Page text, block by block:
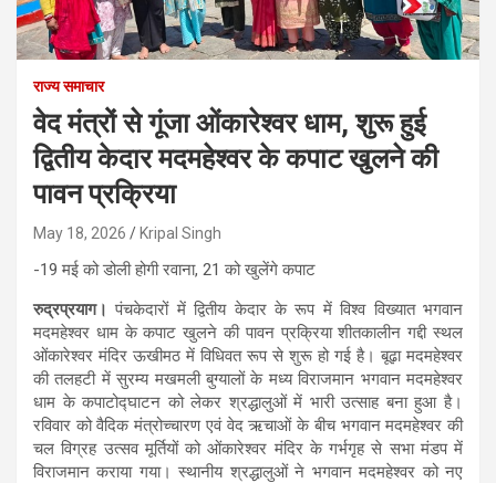
राज्य समाचार
वेद मंत्रों से गूंजा ओंकारेश्वर धाम, शुरू हुई
द्वितीय केदार मदमहेश्वर के कपाट खुलने की
पावन प्रक्रिया
May 18, 2026 Kripal Singh
-19 मई को डोली होगी रवाना, 21 को खुलेंगे कपाट
रुद्रप्रयाग। पंचकेदारों में द्वितीय केदार के रूप में विश्व विख्यात भगवान
मदमहेश्वर धाम के कपाट खुलने की पावन प्रक्रिया शीतकालीन गद्दी स्थल
ओंकारेश्वर मंदिर ऊखीमठ में विधिवत रूप से शुरू हो गई है। बूढ़ा मदमहेश्वर
की तलहटी में सुरम्य मखमली बुग्यालों के मध्य विराजमान भगवान मदमहेश्वर
धाम के कपाटोद्घाटन को लेकर श्रद्धालुओं में भारी उत्साह बना हुआ है।
रविवार को वैदिक मंत्रोच्चारण एवं वेद ऋचाओं के बीच भगवान मदमहेश्वर की
चल विग्रह उत्सव मूर्तियों को ओंकारेश्वर मंदिर के गर्भगृह से सभा मंडप में
विराजमान कराया गया। स्थानीय श्रद्धालुओं ने भगवान मदमहेश्वर को नए